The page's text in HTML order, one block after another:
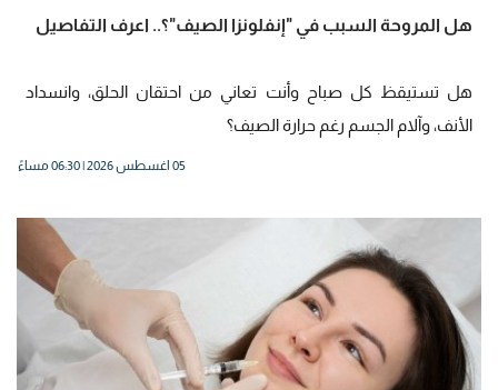
هل المروحة السبب في "إنفلونزا الصيف"؟.. اعرف التفاصيل
هل تستيقظ كل صباح وأنت تعاني من احتقان الحلق، وانسداد
الأنف، وآلام الجسم رغم حرارة الصيف؟
05 اغسطس 2026 | 06:30 مساءً